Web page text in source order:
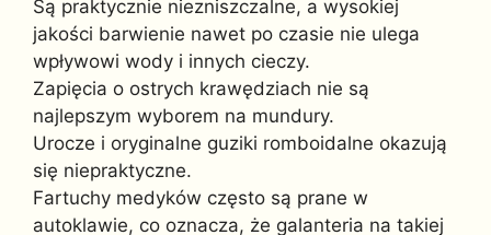
Są praktycznie niezniszczalne, a wysokiej
jakości barwienie nawet po czasie nie ulega
wpływowi wody i innych cieczy.
Zapięcia o ostrych krawędziach nie są
najlepszym wyborem na mundury.
Urocze i oryginalne guziki romboidalne okazują
się niepraktyczne.
Fartuchy medyków często są prane w
autoklawie, co oznacza, że galanteria na takiej